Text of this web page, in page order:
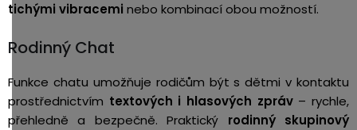
tichými vibracemi nebo kombinací obou možností.
Rodinný Chat
Funkce chatu umožňuje rodičům být s dětmi v kontaktu
prostřednictvím textových i hlasových zpráv– rychle,
přehledně a bezpečně. Praktický rodinný skupinový